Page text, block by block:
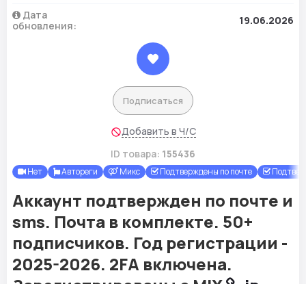
Дата
обновления:
19.06.2026
Подписаться
Добавить в Ч/С
ID товара: 155436
Нет Автореги Микс Подтверждены по почте
Аккаунт подтвержден по почте и
sms. Почта в комплекте. 50+
подписчиков. Год регистрации -
2025-2026. 2FA включена.